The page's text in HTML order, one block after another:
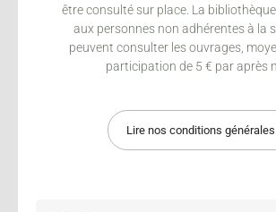
être consulté sur place. La
aux personnes non adhérentes à la
peuvent consulter les ouvrages,
participation de 5 € par après
Lire nos conditions générales